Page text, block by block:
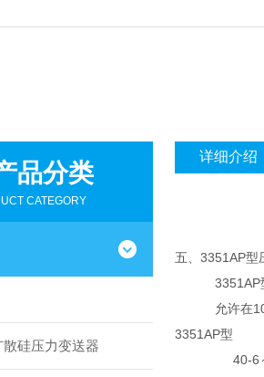
品分类
CATEGORY
硅压力变送器
详细介绍
五、3351AP型
3351AP型，
允许在
3351AP型
40-6